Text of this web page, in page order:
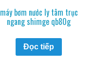
máy bơm nước ly tâm trục
ngang shimge qb80g
Đọc tiếp